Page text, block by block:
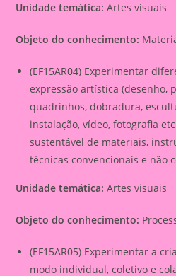
Unidade temática: Artes visuais
Objeto do conhecimento:
(EF15AR04) Experimentar
expressão artística (desenho,
quadrinhos, dobradura,
instalação, vídeo, fotografia
sustentável de materiais,
técnicas convencionais e não
Unidade temática: Artes visuais
Objeto do conhecimento:
(EF15AR05) Experimentar a
modo individual, coletivo e